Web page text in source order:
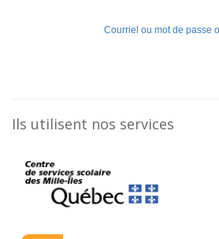
Courriel ou mot de passe
Ils utilisent nos services